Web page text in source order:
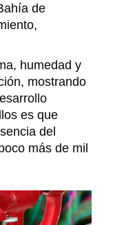
de
humedad y
mostrando
es que
del
más de mil